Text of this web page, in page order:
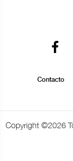
Contacto
Copyright ©2026